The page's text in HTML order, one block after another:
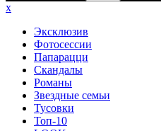
x
Эксклюзив
Фотосессии
Папарацци
Скандалы
Романы
Звездные семьи
Тусовки
Топ-10